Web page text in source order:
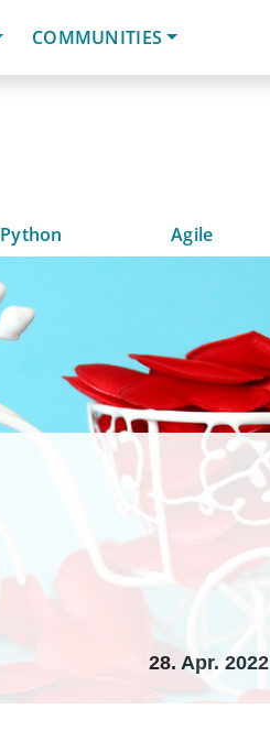
COMMUNITIES
Python Agile
28. Apr. 2022